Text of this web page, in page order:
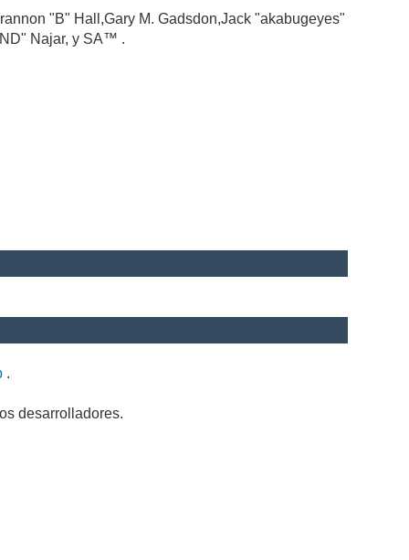
"B" Hall,Gary M. Gadsdon,Jack "akabugeyes"
Najar, y SA™ .
.
desarrolladores.